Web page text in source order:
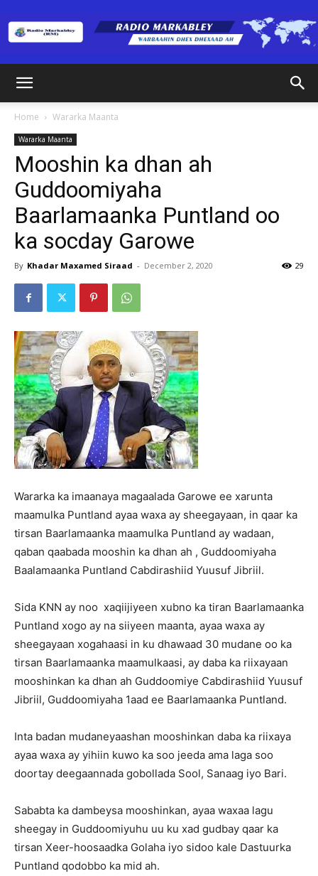
(RM)
Home Wararka Maanta
Wararka Maanta
Mooshin ka dhan ah
Guddoomiyaha
Baarlamaanka Puntland oo
ka socday Garowe
By Khadar Maxamed Siraad - December 2, 2020 29
Wararka ka imaanaya magaalada Garowe ee xarunta
maamulka Puntland ayaa waxa ay sheegayaan, in qaar ka
tirsan Baarlamaanka maamulka Puntland ay wadaan,
qaban qaabada mooshin ka dhan ah , Guddoomiyaha
Baalamaanka Puntland Cabdirashiid Yuusuf Jibriil.
Sida KNN ay noo xaqiijiyeen xubno ka tiran Baarlamaanka
Puntland xogo ay na siiyeen maanta, ayaa waxa ay
sheegayaan xogahaasi in ku dhawaad 30 mudane oo ka
tirsan Baarlamaanka maamulkaasi, ay daba ka riixayaan
mooshinkan ka dhan ah Guddoomiye Cabdirashiid Yuusuf
Jibriil, Guddoomiyaha 1aad ee Baarlamaanka Puntland.
Inta badan mudaneyaashan mooshinkan daba ka riixaya
ayaa waxa ay yihiin kuwo ka soo jeeda ama laga soo
doortay deegaannada gobollada Sool, Sanaag iyo Bari.
Sababta ka dambeysa mooshinkan, ayaa waxaa lagu
sheegay in Guddoomiyuhu uu ku xad gudbay qaar ka
tirsan Xeer-hoosaadka Golaha iyo sidoo kale Dastuurka
Puntland qodobbo ka mid ah.